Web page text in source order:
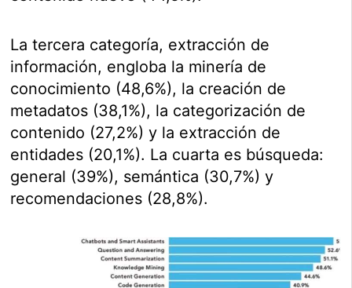
La tercera categoría, extracción de
información, engloba la minería de
conocimiento (48,6%), la creación de
metadatos (38,1%), la categorización de
contenido (27,2%) y la extracción de
entidades (20,1%). La cuarta es búsqueda:
general (39%), semántica (30,7%) y
recomendaciones (28,8%).